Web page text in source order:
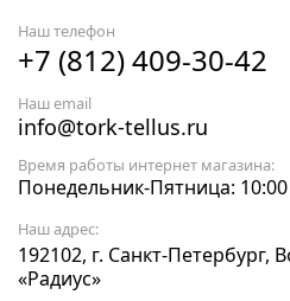
Наш телефон
+7 (812) 409-30-42
Наш email
info@tork-tellus.ru
Время работы интернет магазина:
Понедельник-Пятница: 10:00
Наш адрес:
192102, г. Санкт-Петербург,
«Радиус»